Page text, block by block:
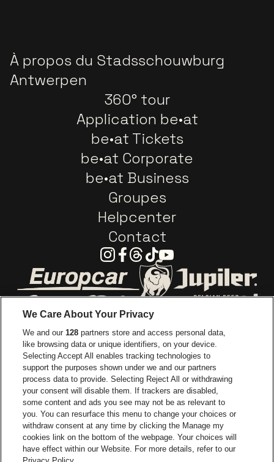
À propos du Stadsschouwburg
Antwerpen
360° tour
Application be•at
be•at Tickets
be•at Corporate
be•at Business
Groupes
Helpcenter
Contact
Instagram
Facebook
Threads
TiktokYoutube
Visitez le site de Europcar
Visitez le site de Coca-Cola
Visitez le site de Red Bull
Visitez le
Visitez le site de Champagne Pommery
Visitez le site de Le
Visitez le site de Le logo Lillet en
Visitez le site
Visitez le site de Gazet van
Visitez le site
Stadsschouwburg Antwerpen fait partie debe•at
Stadsschouwburg Antwerpen
We Care About Your Privacy
We and our128 partners store and access personal data,
like browsing data or unique identifiers, on your device.
Selecting Accept All enables tracking technologies to
support the purposes shown under we and our partners
process data to provide. Selecting Reject All or withdrawing
your consent will disable them. If trackers are disabled,
some content and ads you see may not be as relevant to
you. You can resurface this menu to change your choices or
withdraw consent at any time by clicking the Manage my
cookies link on the bottom of the webpage. Your choices will
have effect within our Website. For more details, refer to our